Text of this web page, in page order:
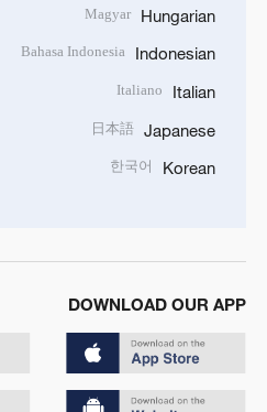
Hungarian
Magyar
Indonesian
Bahasa Indonesia
Italian
Italiano
Japanese
日本語
Korean
한국어
DOWNLOAD OUR APP